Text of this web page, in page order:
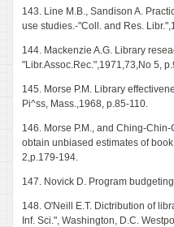
143. Line M.B., Sandison A.
use studies.-"Coll. and Res.
144. Mackenzie A.G. Library
"Libr.Assoc.Rec.",1971,73,No 5,
145. Morse P.M. Library
Pi^ss, Mass.,1968, p.85-110.
146. Morse P.M., and Ching-
obtain unbiased estimates of
2,p.179-194.
147. Novick D. Program
148. O'Neill E.T. Dictribution of
Inf. Sci.", Washington, D.C.